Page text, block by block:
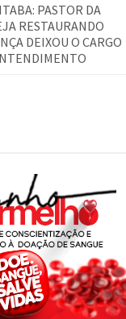
PASTOR DA
RESTAURANDO
DEIXOU O CARGO